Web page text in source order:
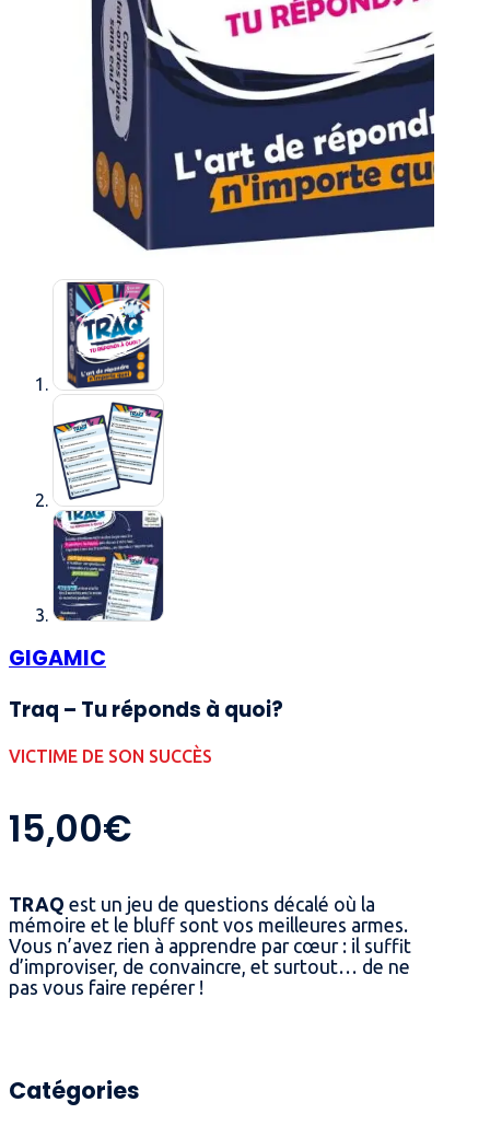
GIGAMIC
Traq – Tu réponds à quoi?
VICTIME DE SON SUCCÈS
15,00€
TRAQ est un jeu de questions décalé où la
mémoire et le bluff sont vos meilleures armes.
Vous n’avez rien à apprendre par cœur : il suffit
d’improviser, de convaincre, et surtout… de ne
pas vous faire repérer !
Catégories